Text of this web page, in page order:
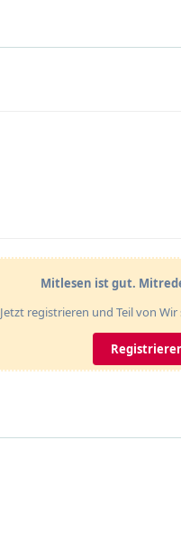
Mitlesen ist gut.
Jetzt registrieren und Teil von